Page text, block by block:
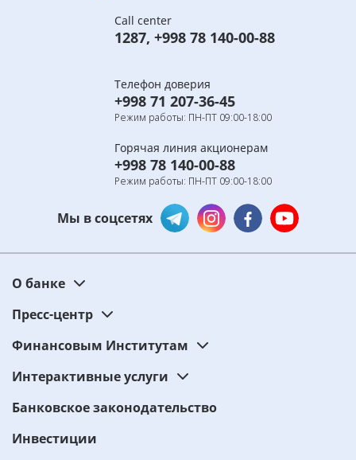
Call center
1287, +998 78 140-00-88
Телефон доверия
+998 71 207-36-45
Режим работы: ПН-ПТ 09:00-18:00
Горячая линия акционерам
+998 78 140-00-88
Режим работы: ПН-ПТ 09:00-18:00
Мы в соцсетях
О банке
Пресс-центр
Финансовым Институтам
Интерактивные услуги
Банковское законодательство
Инвестиции